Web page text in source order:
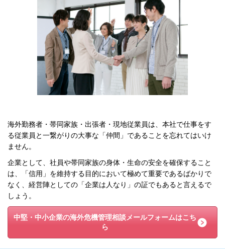
海外勤務者・帯同家族・出張者・現地従業員は、本社で仕事をす
る従業員と一繋がりの大事な「仲間」であることを忘れてはいけ
ません。
企業として、社員や帯同家族の身体・生命の安全を確保すること
は、「信用」を維持する目的において極めて重要であるばかりで
なく、経営陣としての「企業は人なり」の証でもあると言えるで
しょう。
中堅・中小企業の海外危機管理相談メールフォームはこち
ら